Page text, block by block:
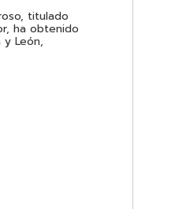
titulado
ha obtenido
y León,